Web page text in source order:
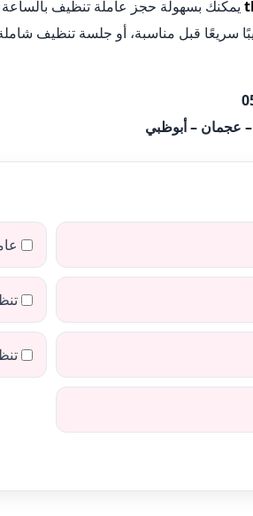
يمكنك بسهولة حجز عاملة تنظيف بالساعة
سريعًا قبل مناسبة، أو جلسة تنظيف
عجمان – أبوظبي